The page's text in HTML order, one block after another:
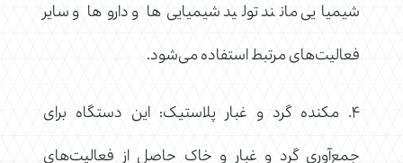
شیمیایی مانند تولید شیمیایی‌ها و داروها و سایر
فعالیت‌های مرتبط استفاده می‌شود.
۴. مکنده گرد و غبار پلاستیک: این دستگاه برای
جمع‌آوری گرد و غبار و خاک حاصل از فعالیت‌های